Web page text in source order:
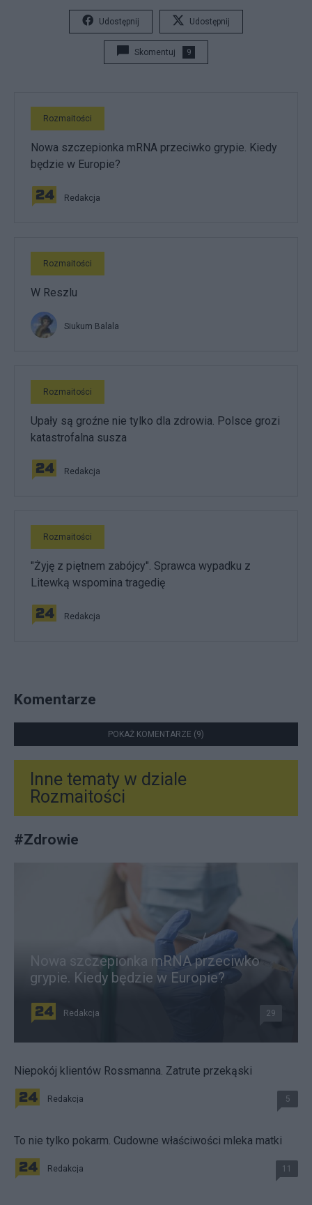
Udostępnij Udostępnij
Skomentuj 9
Rozmaitości
Nowa szczepionka mRNA przeciwko grypie. Kiedy
będzie w Europie?
Redakcja
Rozmaitości
W Reszlu
Siukum Balala
Rozmaitości
Upały są groźne nie tylko dla zdrowia. Polsce grozi
katastrofalna susza
Redakcja
Rozmaitości
"Żyję z piętnem zabójcy". Sprawca wypadku z
Litewką wspomina tragedię
Redakcja
Komentarze
POKAŻ KOMENTARZE (9)
Inne tematy w dziale
Rozmaitości
#Zdrowie
Nowa szczepionka mRNA przeciwko
grypie. Kiedy będzie w Europie?
Redakcja 29
Niepokój klientów Rossmanna. Zatrute przekąski
Redakcja 5
To nie tylko pokarm. Cudowne właściwości mleka matki
Redakcja 11